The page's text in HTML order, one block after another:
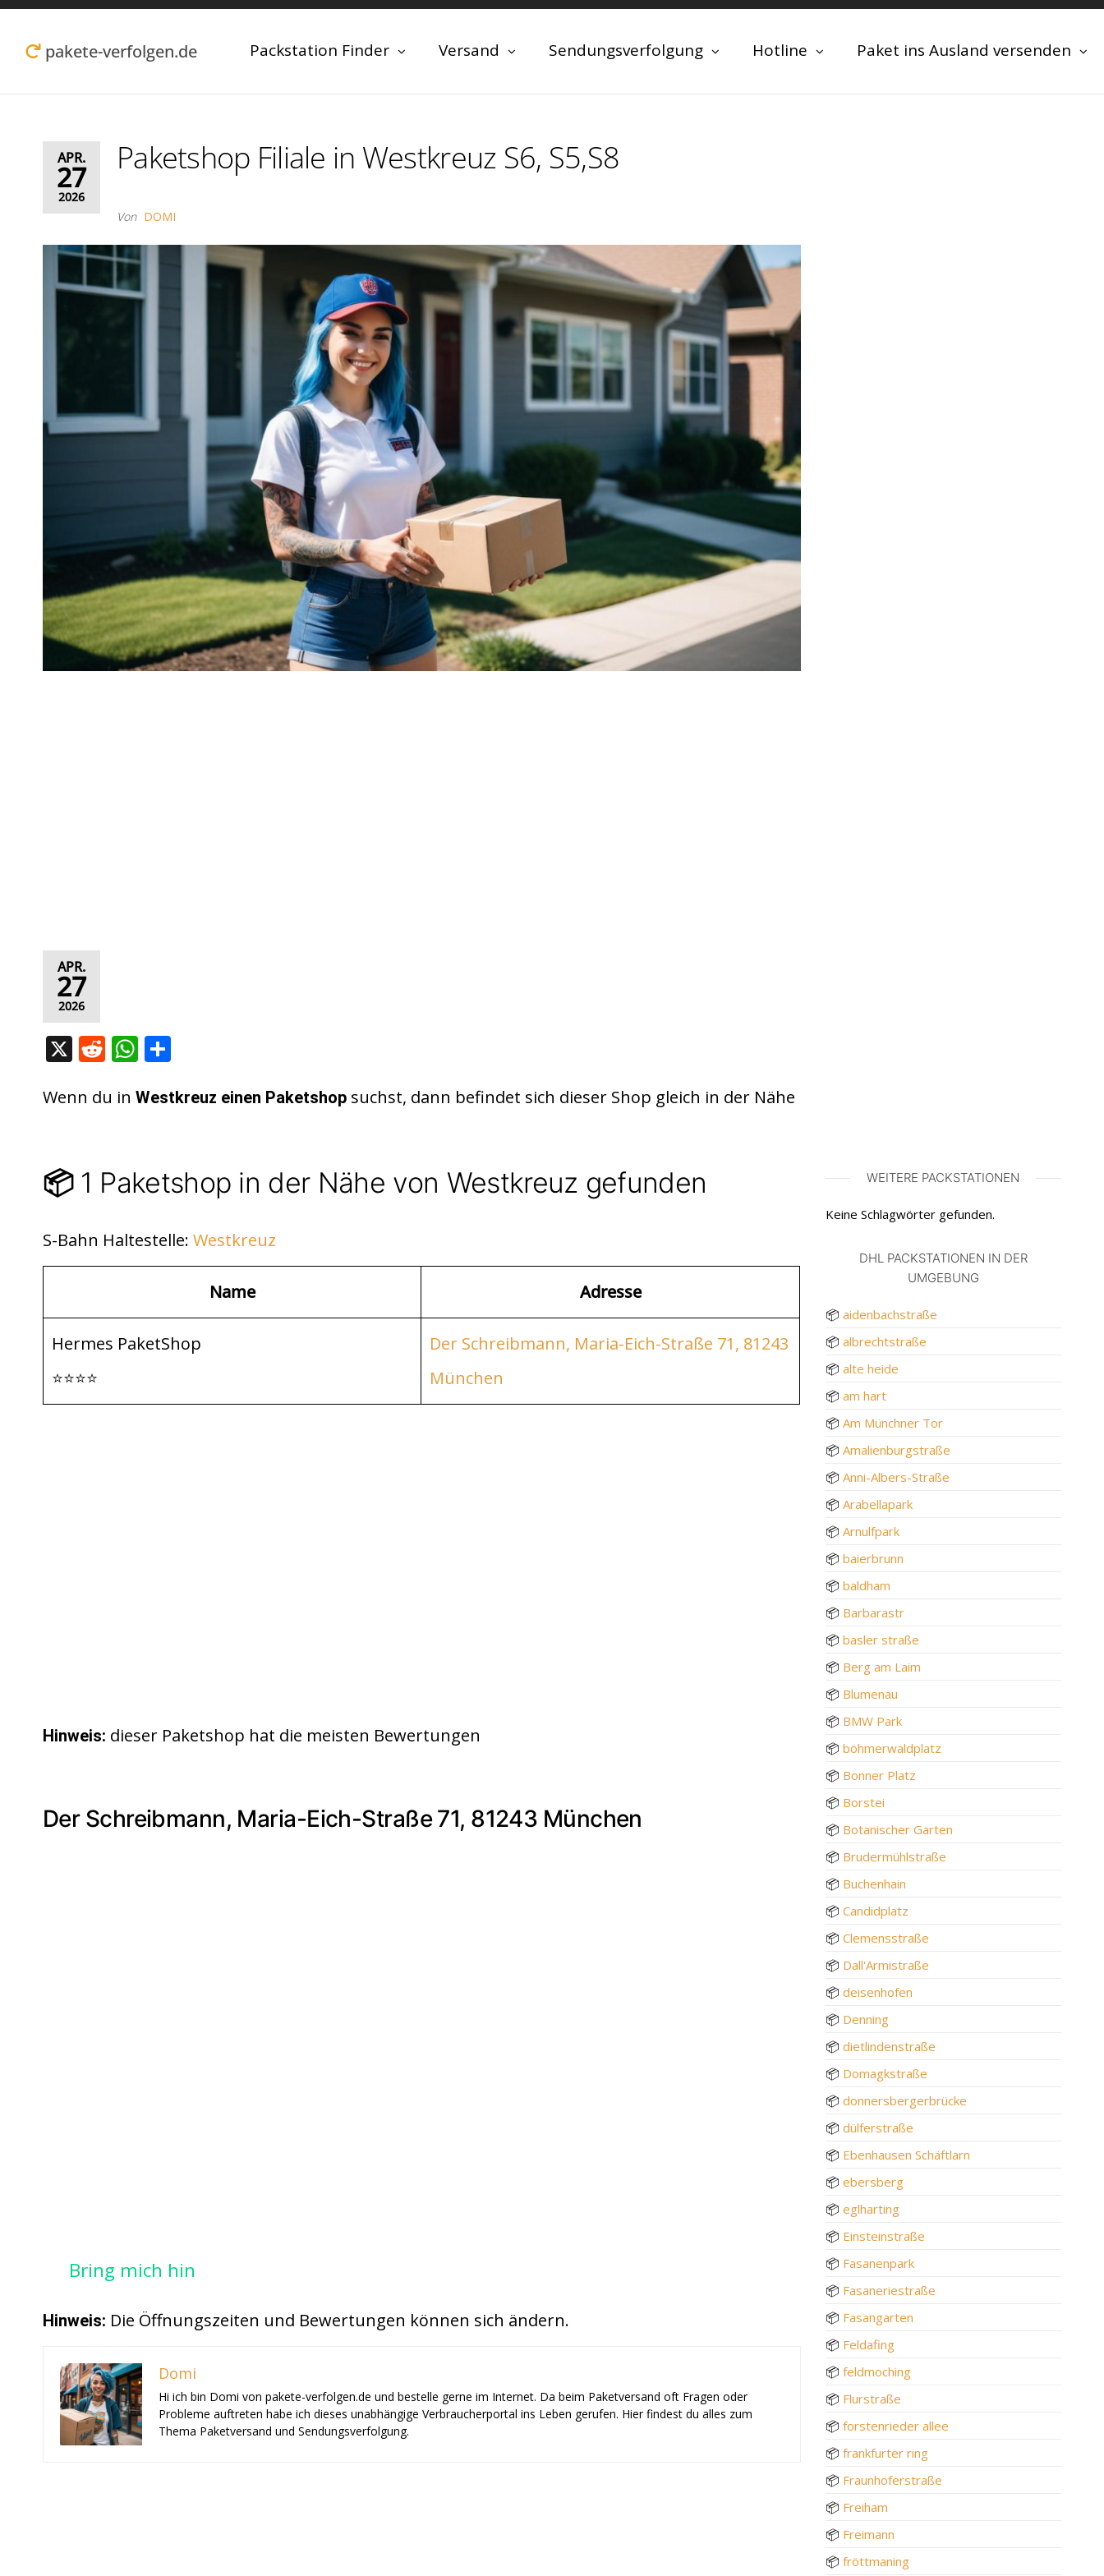
Zum
Inhalt pakete-verfolgen.de Packstation Finder Versand Sendungsverfolgung Hotline Paket ins Ausland versenden
APR.
27
2026
Paketshop Filiale in Westkreuz S6, S5,S8
Von DOMI
APR.
27
2026
X R
d
W
at
p
le
Wenn du in Westkreuz einen Paketshop suchst, dann befindet sich dieser Shop gleich in der Nähe
📦1 Paketshop in der Nähe von Westkreuz gefunden
S-Bahn Haltestelle: Westkreuz
Name Adresse
Hermes PaketShop
⭐⭐⭐⭐
Der Schreibmann, Maria-Eich-Straße 71, 81243
München
Hinweis: dieser Paketshop hat die meisten Bewertungen
Der Schreibmann, Maria-Eich-Straße 71, 81243 München
Bring mich hin
Hinweis: Die Öffnungszeiten und Bewertungen können sich ändern.
Domi
Hi ich bin Domi von pakete-verfolgen.de und bestelle gerne im Internet. Da beim Paketversand oft Fragen oder
Probleme auftreten habe ich dieses unabhängige Verbraucherportal ins Leben gerufen. Hier findest du alles zum
Thema Paketversand und Sendungsverfolgung.
WEITERE PACKSTATIONEN
Keine Schlagwörter gefunden.
DHL PACKSTATIONEN IN DER
UMGEBUNG
📦 aidenbachstraße
📦 albrechtstraße
📦 alte heide
📦 am hart
📦 Am Münchner Tor
📦 Amalienburgstraße
📦 Anni-Albers-Straße
📦 Arabellapark
📦 Arnulfpark
📦 baierbrunn
📦 baldham
📦 Barbarastr
📦 basler straße
📦 Berg am Laim
📦 Blumenau
📦 BMW Park
📦 böhmerwaldplatz
📦 Bonner Platz
📦 Borstei
📦 Botanischer Garten
📦 Brudermühlstraße
📦 Buchenhain
📦 Candidplatz
📦 Clemensstraße
📦 Dall'Armistraße
📦 deisenhofen
📦 Denning
📦 dietlindenstraße
📦 Domagkstraße
📦 donnersbergerbrücke
📦 dülferstraße
📦 Ebenhausen Schäftlarn
📦 ebersberg
📦 eglharting
📦 Einsteinstraße
📦 Fasanenpark
📦 Fasaneriestraße
📦 Fasangarten
📦 Feldafing
📦 feldmoching
📦 Flurstraße
📦 forstenrieder allee
📦 frankfurter ring
📦 Fraunhoferstraße
📦 Freiham
📦 Freimann
📦 fröttmaning